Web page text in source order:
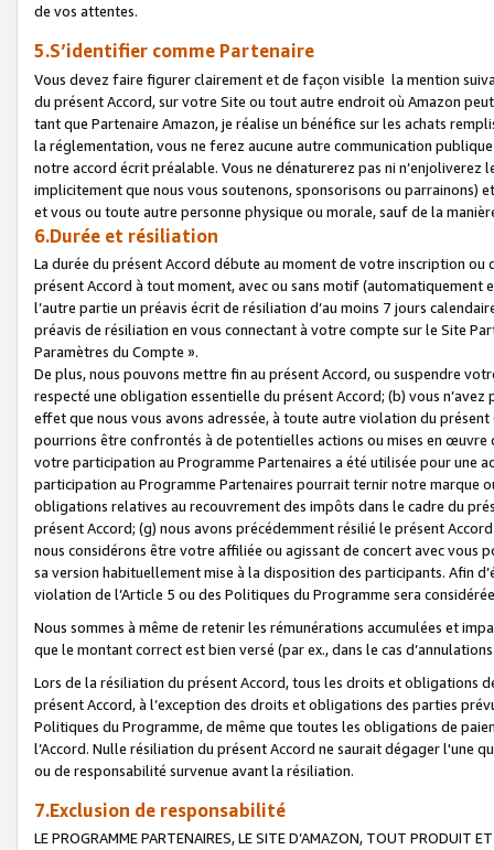
de vos attentes.
5.S’identifier comme Partenaire
Vous devez faire figurer clairement et de façon visible la mention
du présent Accord, sur votre Site ou tout autre endroit où Amazon
tant que Partenaire Amazon, je réalise un bénéfice sur les achats
la réglementation, vous ne ferez aucune autre communication
notre accord écrit préalable. Vous ne dénaturerez pas ni
implicitement que nous vous soutenons, sponsorisons ou parrainons)
et vous ou toute autre personne physique ou morale, sauf de la
6.Durée et résiliation
La durée du présent Accord débute au moment de votre inscription
présent Accord à tout moment, avec ou sans motif (automatiquement
l’autre partie un préavis écrit de résiliation d’au moins 7 jours
préavis de résiliation en vous connectant à votre compte sur le Site
Paramètres du Compte ».
De plus, nous pouvons mettre fin au présent Accord, ou suspendre
respecté une obligation essentielle du présent Accord; (b) vous
effet que nous vous avons adressée, à toute autre violation du
pourrions être confrontés à de potentielles actions ou mises en
votre participation au Programme Partenaires a été utilisée pour une
participation au Programme Partenaires pourrait ternir notre marque
obligations relatives au recouvrement des impôts dans le cadre du
présent Accord; (g) nous avons précédemment résilié le présent
nous considérons être votre affiliée ou agissant de concert avec vous
sa version habituellement mise à la disposition des participants. Afin
violation de l’Article 5 ou des Politiques du Programme sera
Nous sommes à même de retenir les rémunérations accumulées et
que le montant correct est bien versé (par ex., dans le cas
Lors de la résiliation du présent Accord, tous les droits et obligations
présent Accord, à l’exception des droits et obligations des parties
Politiques du Programme, de même que toutes les obligations de
l’Accord. Nulle résiliation du présent Accord ne saurait dégager l'une
ou de responsabilité survenue avant la résiliation.
7.Exclusion de responsabilité
LE PROGRAMME PARTENAIRES, LE SITE D’AMAZON, TOUT PRODUIT